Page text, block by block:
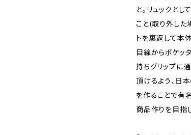
と。リュックと
こと(取り外し
トを裏返して本
目線からポケッ
持ちグリップに
頂けるよう、日
を作ることで有
商品作りを目指